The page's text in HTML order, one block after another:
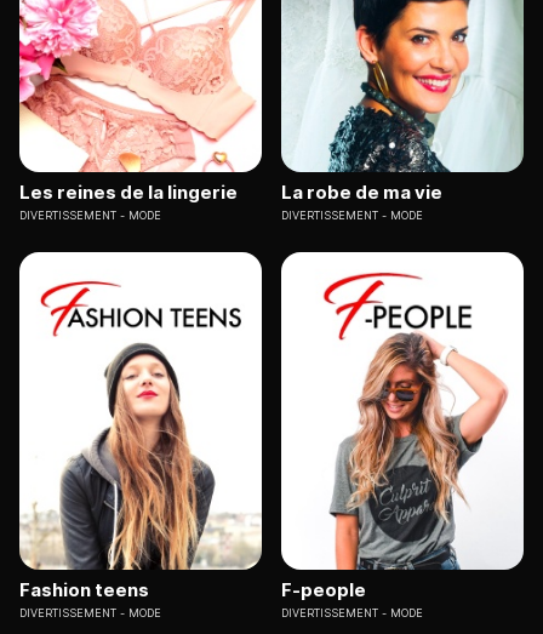
Les reines de la lingerie
DIVERTISSEMENT MODE
La robe de ma vie
DIVERTISSEMENT MODE
Fashion teens
DIVERTISSEMENT MODE
F-people
DIVERTISSEMENT MODE